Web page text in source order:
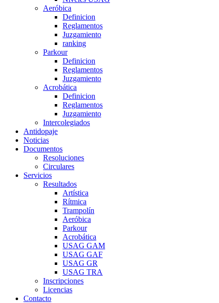
Aeróbica
Definicion
Reglamentos
Juzgamiento
ranking
Parkour
Definicion
Reglamentos
Juzgamiento
Acrobática
Definicion
Reglamentos
Juzgamiento
Intercolegiados
Antidopaje
Noticias
Documentos
Resoluciones
Circulares
Servicios
Resultados
Artística
Rítmica
Trampolín
Aeróbica
Parkour
Acrobática
USAG GAM
USAG GAF
USAG GR
USAG TRA
Inscripciones
Licencias
Contacto